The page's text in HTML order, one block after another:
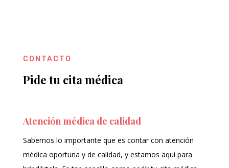
CONTACTO
Pide tu cita médica
Atención médica de calidad
Sabemos lo importante que es contar con atención
médica oportuna y de calidad, y estamos aquí para